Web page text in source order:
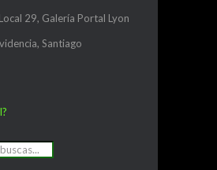
29, Galería Portal Lyon
Santiago